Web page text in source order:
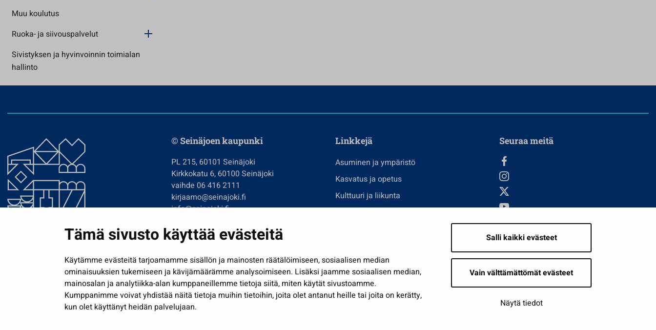
Tämä sivusto käyttää evästeitä
Käytämme evästeitä tarjoamamme sisällön ja mainosten räätälöimiseen, sosiaalisen median
ominaisuuksien tukemiseen ja kävijämäärämme analysoimiseen. Lisäksi jaamme sosiaalisen median,
mainosalan ja analytiikka-alan kumppaneillemme tietoja siitä, miten käytät sivustoamme.
Kumppanimme voivat yhdistää näitä tietoja muihin tietoihin, joita olet antanut heille tai joita on kerätty,
kun olet käyttänyt heidän palvelujaan.
Salli kaikki evästeet
Vain välttämättömät evästeet
Näytä tiedot
Muu koulutus
Ruoka- ja siivouspalvelut
Sivistyksen ja hyvinvoinnin toimialan
hallinto
© Seinäjoen kaupunki
PL 215, 60101 Seinäjoki
Kirkkokatu 6, 60100 Seinäjoki
vaihde 06 416 2111
kirjaamo@seinajoki.fi
info@seinajoki.fi
Tilaa uutiskirje
Linkkejä
Asuminen ja ympäristö
Kasvatus ja opetus
Kulttuuri ja liikunta
Näytä omat evästeasetukseni
Seuraa meitä